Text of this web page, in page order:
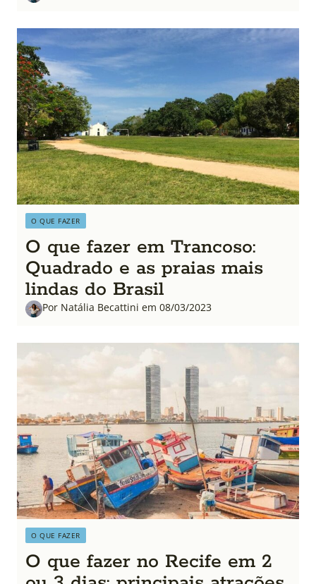
O QUE FAZER
O que fazer em Trancoso:
Quadrado e as praias mais
lindas do Brasil
Por Natália Becattini em 08/03/2023
O QUE FAZER
O que fazer no Recife em 2